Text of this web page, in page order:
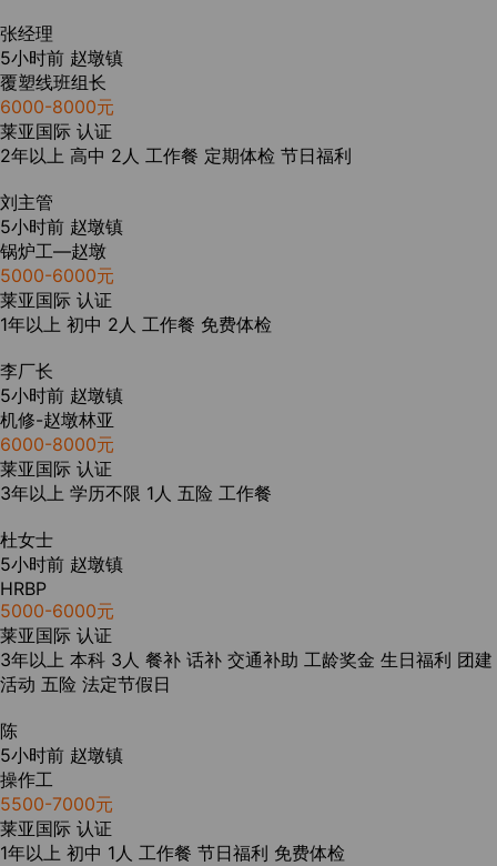
张经理
5小时前 赵墩镇
覆塑线班组长
6000-8000元
莱亚国际 认证
2年以上 高中 2人 工作餐 定期体检 节日福利
刘主管
5小时前 赵墩镇
锅炉工—赵墩
5000-6000元
莱亚国际 认证
1年以上 初中 2人 工作餐 免费体检
李厂长
5小时前 赵墩镇
机修-赵墩林亚
6000-8000元
莱亚国际 认证
3年以上 学历不限 1人 五险 工作餐
杜女士
5小时前 赵墩镇
HRBP
5000-6000元
莱亚国际 认证
3年以上 本科 3人 餐补 话补 交通补助 工龄奖金 生日福利 团建
活动 五险 法定节假日
陈
5小时前 赵墩镇
操作工
5500-7000元
莱亚国际 认证
1年以上 初中 1人 工作餐 节日福利 免费体检